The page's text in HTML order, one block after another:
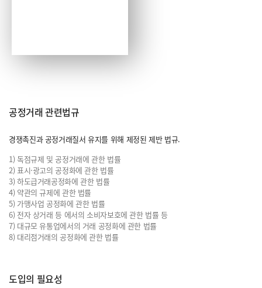
공정거래 관련법규
경쟁촉진과 공정거래질서 유지를 위해 제정된 제반 법규.
1) 독점규제 및 공정거래에 관한 법률
2) 표시·광고의 공정화에 관한 법률
3) 하도급거래공정화에 관한 법률
4) 약관의 규제에 관한 법률
5) 가맹사업 공정화에 관한 법률
6) 전자 상거래 등 에서의 소비자보호에 관한 법률 등
7) 대규모 유통업에서의 거래 공정화에 관한 법률
8) 대리점거래의 공정화에 관한 법률
도입의 필요성